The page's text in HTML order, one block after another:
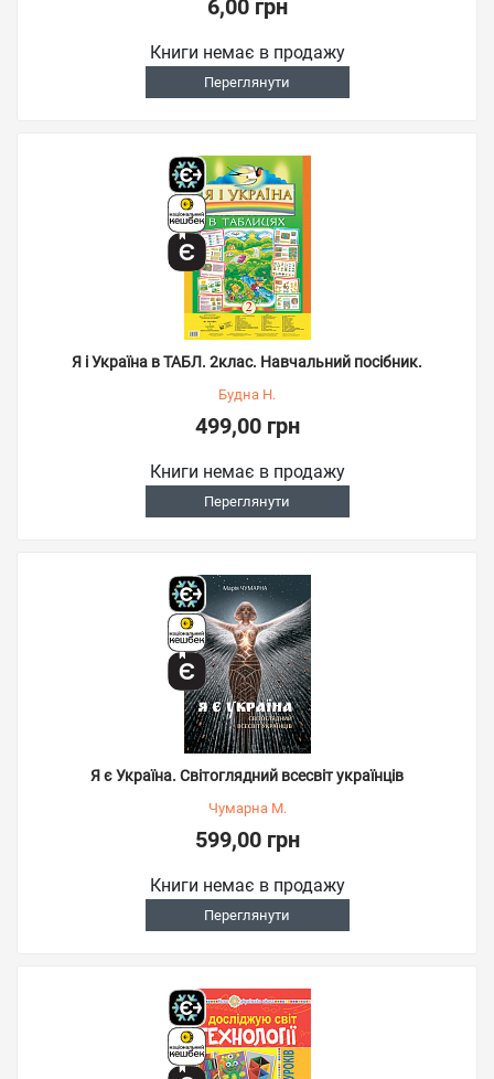
6,00 грн
Книги немає в продажу
Переглянути
Я і Україна в ТАБЛ. 2клас. Навчальний посібник.
Будна Н.
499,00 грн
Книги немає в продажу
Переглянути
Я є Україна. Світоглядний всесвіт українців
Чумарна М.
599,00 грн
Книги немає в продажу
Переглянути